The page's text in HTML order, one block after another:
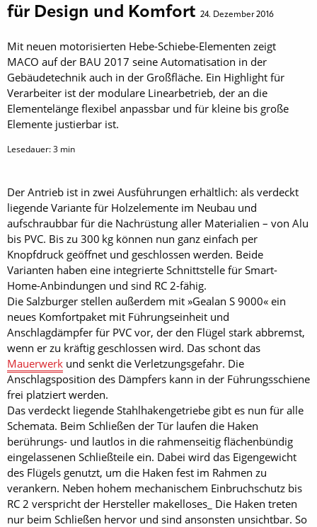
für Design und Komfort 24. Dezember 2016
Mit neuen motorisierten Hebe-Schiebe-Elementen zeigt
MACO auf der BAU 2017 seine Automatisation in der
Gebäudetechnik auch in der Großfläche. Ein Highlight für
Verarbeiter ist der modulare Linearbetrieb, der an die
Elementelänge flexibel anpassbar und für kleine bis große
Elemente justierbar ist.
Lesedauer:3 min
Der Antrieb ist in zwei Ausführungen erhältlich: als verdeckt
liegende Variante für Holzelemente im Neubau und
aufschraubbar für die Nachrüstung aller Materialien – von Alu
bis PVC. Bis zu 300 kg können nun ganz einfach per
Knopfdruck geöffnet und geschlossen werden. Beide
Varianten haben eine integrierte Schnittstelle für Smart-
Home-Anbindungen und sind RC 2-fähig.
Die Salzburger stellen außerdem mit »Gealan S 9000« ein
neues Komfortpaket mit Führungseinheit und
Anschlagdämpfer für PVC vor, der den Flügel stark abbremst,
wenn er zu kräftig geschlossen wird. Das schont das
Mauerwerk und senkt die Verletzungsgefahr. Die
Anschlagsposition des Dämpfers kann in der Führungsschiene
frei platziert werden.
Das verdeckt liegende Stahlhakengetriebe gibt es nun für alle
Schemata. Beim Schließen der Tür laufen die Haken
berührungs- und lautlos in die rahmenseitig flächenbündig
eingelassenen Schließteile ein. Dabei wird das Eigengewicht
des Flügels genutzt, um die Haken fest im Rahmen zu
verankern. Neben hohem mechanischem Einbruchschutz bis
RC 2 verspricht der Hersteller makelloses_ Die Haken treten
nur beim Schließen hervor und sind ansonsten unsichtbar. So